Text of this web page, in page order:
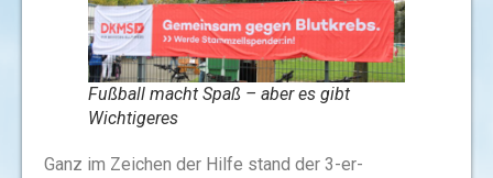
Fußball macht Spaß – aber es gibt
Wichtigeres
Ganz im Zeichen der Hilfe stand der 3-er-